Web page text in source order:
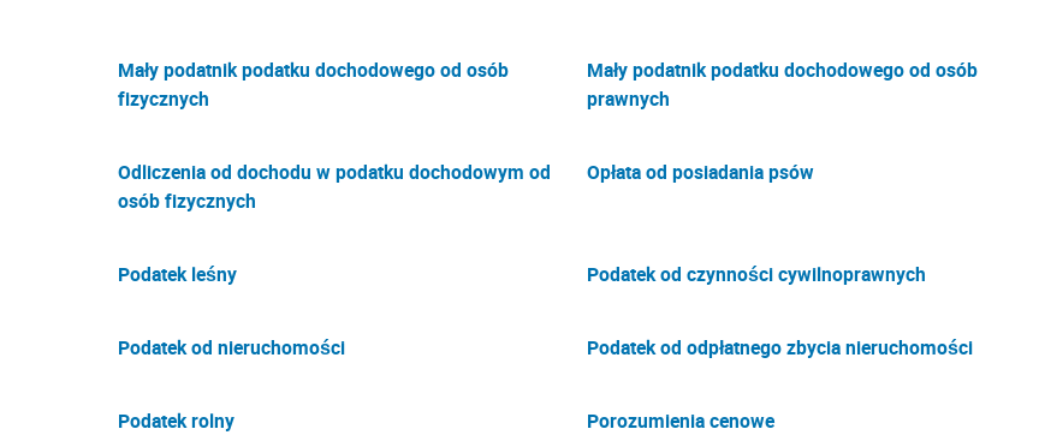
Mały podatnik podatku dochodowego od osób
fizycznych
Mały podatnik podatku dochodowego od osób
prawnych
Odliczenia od dochodu w podatku dochodowym od
osób fizycznych
Opłata od posiadania psów
Podatek leśny Podatek od czynności cywilnoprawnych
Podatek od nieruchomości Podatek od odpłatnego zbycia nieruchomości
Podatek rolny Porozumienia cenowe